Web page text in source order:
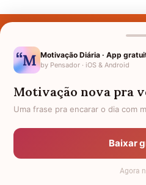
Nomes pelo
Política de
Termos
Motivação Diária · App
by Pensador · iOS & Android
Motivação nova pra
Uma frase pra encarar o dia com
Baixar
Agora